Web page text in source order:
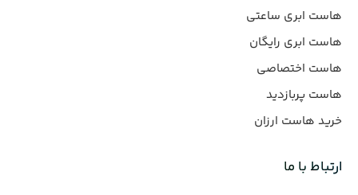
هاست ابری ساعتی
هاست ابری رایگان
هاست اختصاصی
هاست پربازدید
خرید هاست ارزان
ارتباط با ما